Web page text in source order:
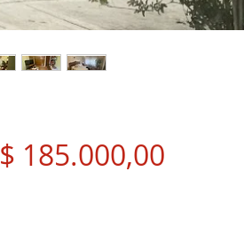
$ 185.000,00Precio